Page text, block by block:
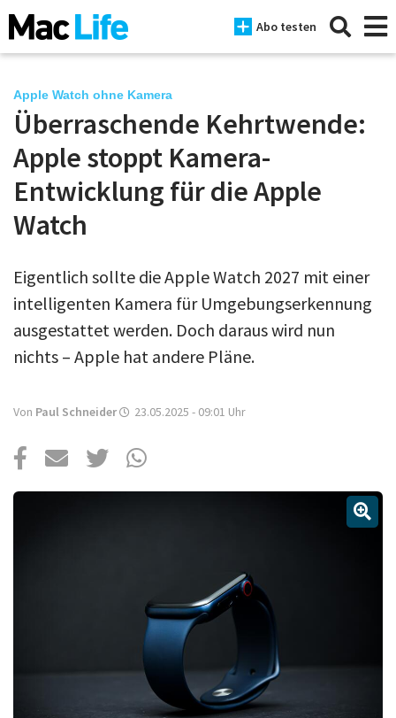
Abo testen
News
iPhone
Mac
Tests
Tipps
Magazine
Mac Life+
Apple Watch ohne Kamera
Überraschende Kehrtwende:
Apple stoppt Kamera-
Entwicklung für die Apple
Watch
Eigentlich sollte die Apple Watch 2027 mit einer
intelligenten Kamera für Umgebungserkennung
ausgestattet werden. Doch daraus wird nun
nichts – Apple hat andere Pläne.
Von Paul Schneider 23.05.2025 - 09:01 Uhr